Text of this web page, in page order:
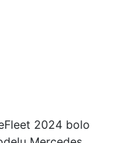
2024 bolo